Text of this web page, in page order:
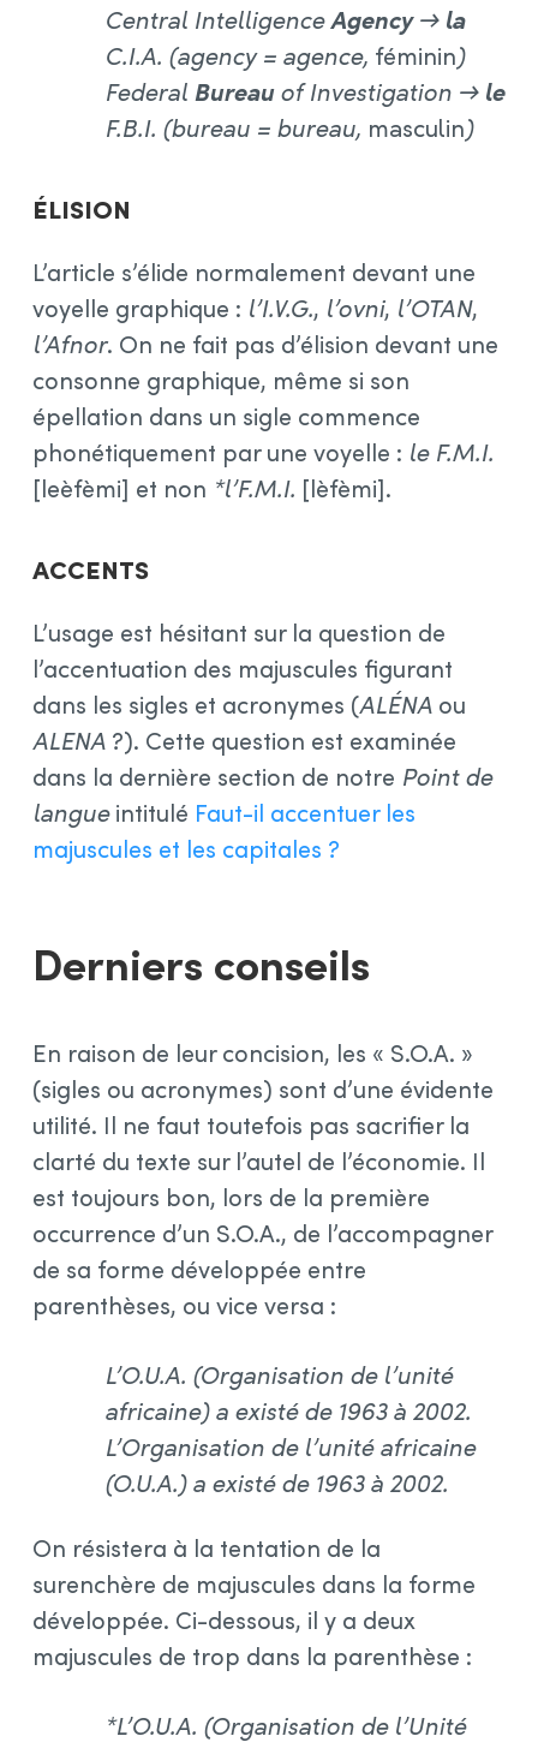
Central IntelligenceAgency→ la
C.I.A. (agency = agence, féminin)
Federal Bureauof Investigation → le
F.B.I. (bureau = bureau, masculin)
Élision
L’article s’élide normalement devant une
voyelle graphique : l’I.V.G., l’ovni, l’OTAN,
l’Afnor. On ne fait pas d’élision devant une
consonne graphique, même si son
épellation dans un sigle commence
phonétiquement par une voyelle : le F.M.I.
[leèfèmi] et non *l’F.M.I. [lèfèmi].
Accents
L’usage est hésitant sur la question de
l’accentuation des majuscules figurant
dans les sigles et acronymes (ALÉNA ou
ALENA ?). Cette question est examinée
dans la dernière section de notre Point de
langueintitulé Faut-il accentuer les
majuscules et les capitales ?
Derniers conseils
En raison de leur concision, les « S.O.A. »
(sigles ou acronymes) sont d’une évidente
utilité. Il ne faut toutefois pas sacrifier la
clarté du texte sur l’autel de l’économie. Il
est toujours bon, lors de la première
occurrence d’un S.O.A., de l’accompagner
de sa forme développée entre
parenthèses, ou vice versa :
L’O.U.A. (Organisation de l’unité
africaine) a existé de 1963 à 2002.
L’Organisation de l’unité africaine
(O.U.A.) a existé de 1963 à 2002.
On résistera à la tentation de la
surenchère de majuscules dans la forme
développée. Ci-dessous, il y a deux
majuscules de trop dans la parenthèse :
*L’O.U.A. (Organisation de l’Unité